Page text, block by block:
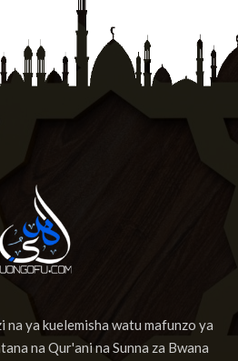
ya kuelemisha watu mafunzo ya
na Qur'ani na Sunna za Bwana